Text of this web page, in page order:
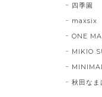
四季園
maxsix
ONE
MIKIO
秋田なま